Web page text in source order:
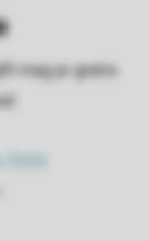
mag je gratis